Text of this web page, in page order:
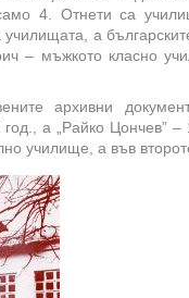
4. Отнети са
а
– мъжкото класно
архивни
а „Райко Цончев”
училище, а във